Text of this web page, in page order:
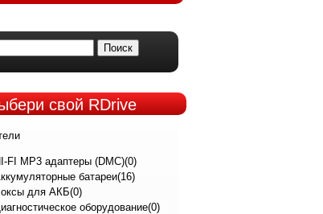
Поиск
свой RDrive
FI MP3 адаптеры (DMC)(0)
батареи(16)
для АКБ(0)
оборудование(0)